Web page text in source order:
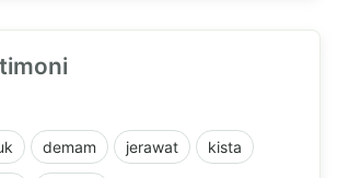
demam jerawat kista